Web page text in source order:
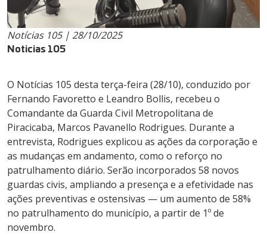
Notícias 105 | 28/10/2025
Noticias 105
O Notícias 105 desta terça-feira (28/10), conduzido por
Fernando Favoretto e Leandro Bollis, recebeu o
Comandante da Guarda Civil Metropolitana de
Piracicaba, Marcos Pavanello Rodrigues. Durante a
entrevista, Rodrigues explicou as ações da corporação e
as mudanças em andamento, como o reforço no
patrulhamento diário. Serão incorporados 58 novos
guardas civis, ampliando a presença e a efetividade nas
ações preventivas e ostensivas — um aumento de 58%
no patrulhamento do município, a partir de 1º de
novembro.